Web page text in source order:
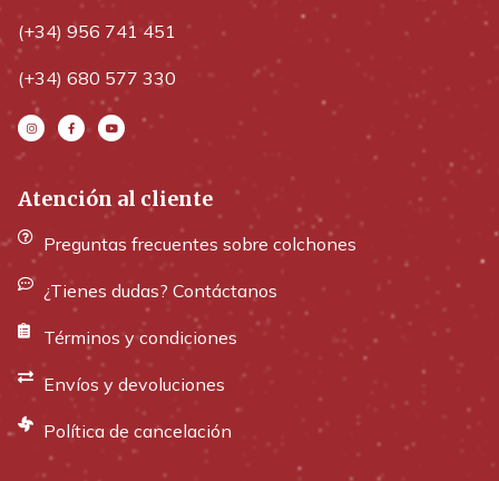
(+34) 956 741 451
(+34) 680 577 330
Atención al cliente
Preguntas frecuentes sobre colchones
¿Tienes dudas? Contáctanos
Términos y condiciones
Envíos y devoluciones
Política de cancelación